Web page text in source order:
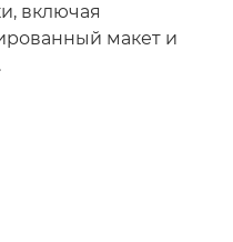
включая
макет и